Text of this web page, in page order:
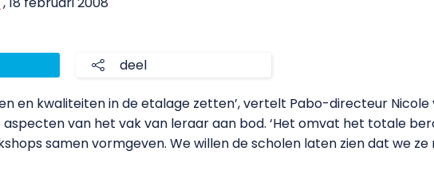
deel
en kwaliteiten in de etalage zetten’, vertelt Pabo-directeur Nicole
van het vak van leraar aan bod. ‘Het omvat het totale
samen vormgeven. We willen de scholen laten zien dat we